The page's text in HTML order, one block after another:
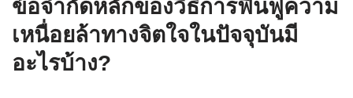
ข้อจำกัดหลักของวิธีการฟื้นฟูความ
เหนื่อยล้าทางจิตใจในปัจจุบันมี
อะไรบ้าง?